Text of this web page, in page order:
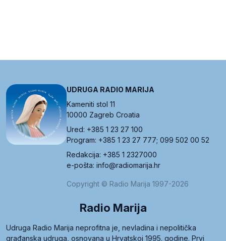
UDRUGA RADIO MARIJA
Kameniti stol 11
10000 Zagreb Croatia
Ured: +385 1 23 27 100
Program: +385 1 23 27 777; 099 502 00 52
Redakcija: +385 1 2327000
e-pošta: info@radiomarija.hr
Copyright © Radio Marija 1997-2026
Radio Marija
Udruga Radio Marija neprofitna je, nevladina i nepolitička
građanska udruga, osnovana u Hrvatskoj 1995. godine. Prvi